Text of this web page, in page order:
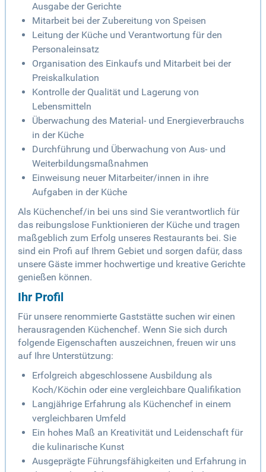
Ausgabe der Gerichte
Mitarbeit bei der Zubereitung von Speisen
Leitung der Küche und Verantwortung für den
Personaleinsatz
Organisation des Einkaufs und Mitarbeit bei der
Preiskalkulation
Kontrolle der Qualität und Lagerung von
Lebensmitteln
Überwachung des Material- und Energieverbrauchs
in der Küche
Durchführung und Überwachung von Aus- und
Weiterbildungsmaßnahmen
Einweisung neuer Mitarbeiter/innen in ihre
Aufgaben in der Küche
Als Küchenchef/in bei uns sind Sie verantwortlich für
das reibungslose Funktionieren der Küche und tragen
maßgeblich zum Erfolg unseres Restaurants bei. Sie
sind ein Profi auf Ihrem Gebiet und sorgen dafür, dass
unsere Gäste immer hochwertige und kreative Gerichte
genießen können.
Ihr Profil
Für unsere renommierte Gaststätte suchen wir einen
herausragenden Küchenchef. Wenn Sie sich durch
folgende Eigenschaften auszeichnen, freuen wir uns
auf Ihre Unterstützung:
Erfolgreich abgeschlossene Ausbildung als
Koch/Köchin oder eine vergleichbare Qualifikation
Langjährige Erfahrung als Küchenchef in einem
vergleichbaren Umfeld
Ein hohes Maß an Kreativität und Leidenschaft für
die kulinarische Kunst
Ausgeprägte Führungsfähigkeiten und Erfahrung in